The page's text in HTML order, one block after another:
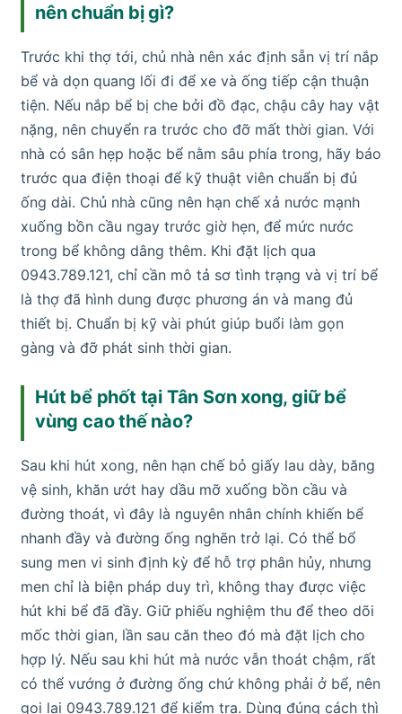
nên chuẩn bị gì?
Trước khi thợ tới, chủ nhà nên xác định sẵn vị trí nắp
bể và dọn quang lối đi để xe và ống tiếp cận thuận
tiện. Nếu nắp bể bị che bởi đồ đạc, chậu cây hay vật
nặng, nên chuyển ra trước cho đỡ mất thời gian. Với
nhà có sân hẹp hoặc bể nằm sâu phía trong, hãy báo
trước qua điện thoại để kỹ thuật viên chuẩn bị đủ
ống dài. Chủ nhà cũng nên hạn chế xả nước mạnh
xuống bồn cầu ngay trước giờ hẹn, để mức nước
trong bể không dâng thêm. Khi đặt lịch qua
0943.789.121, chỉ cần mô tả sơ tình trạng và vị trí bể
là thợ đã hình dung được phương án và mang đủ
thiết bị. Chuẩn bị kỹ vài phút giúp buổi làm gọn
gàng và đỡ phát sinh thời gian.
Hút bể phốt tại Tân Sơn xong, giữ bể
vùng cao thế nào?
Sau khi hút xong, nên hạn chế bỏ giấy lau dày, băng
vệ sinh, khăn ướt hay dầu mỡ xuống bồn cầu và
đường thoát, vì đây là nguyên nhân chính khiến bể
nhanh đầy và đường ống nghẽn trở lại. Có thể bổ
sung men vi sinh định kỳ để hỗ trợ phân hủy, nhưng
men chỉ là biện pháp duy trì, không thay được việc
hút khi bể đã đầy. Giữ phiếu nghiệm thu để theo dõi
mốc thời gian, lần sau căn theo đó mà đặt lịch cho
hợp lý. Nếu sau khi hút mà nước vẫn thoát chậm, rất
có thể vướng ở đường ống chứ không phải ở bể, nên
gọi lại 0943.789.121 để kiểm tra. Dùng đúng cách thì